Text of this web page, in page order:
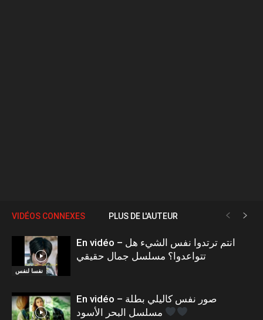
VIDÉOS CONNEXES PLUS DE L'AUTEUR
نفسا لنفس
En vidéo – انتم ترتدوا نفس الشيء هل
تتواعدوا؟ مسلسل جمال حقيقي
En vidéo – صور نفس كاليلي بطلة